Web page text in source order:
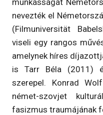
nevezték el
(Filmuniversität
viseli egy rangos
amelynek híres
is Tarr Béla (2011)
szerepel. Konrad
német-szovjet
fasizmus traumájának